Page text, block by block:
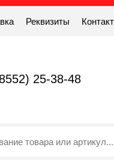
Реквизиты
25-38-48